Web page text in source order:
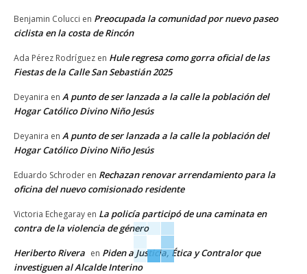
Benjamin Colucci en Preocupada la comunidad por nuevo paseo
ciclista en la costa de Rincón
Ada Pérez Rodríguez en Hule regresa como gorra oficial de las
Fiestas de la Calle San Sebastián 2025
Deyanira en A punto de ser lanzada a la calle la población del
Hogar Católico Divino Niño Jesús
Deyanira en A punto de ser lanzada a la calle la población del
Hogar Católico Divino Niño Jesús
Eduardo Schroder en Rechazan renovar arrendamiento para la
oficina del nuevo comisionado residente
Victoria Echegaray en La policía participó de una caminata en
contra de la violencia de género
Heriberto Rivera en Piden a Justicia, Ética y Contralor que
investiguen al Alcalde Interino